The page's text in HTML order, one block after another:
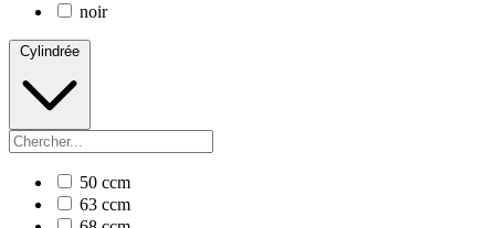
noir
Cylindrée
50 ccm
63 ccm